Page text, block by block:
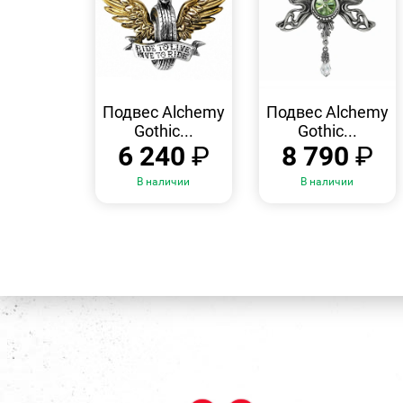
ПРОСМОТР
Подвес Alchemy
Gothic...
6 240 ₽
В наличии
ПРОСМОТР
Подвес Alchemy
Gothic...
8 790 ₽
В наличии